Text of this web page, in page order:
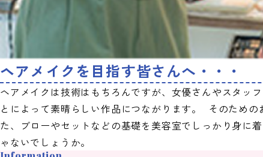
ヘアメイクを目指す皆さんへ・・・
ヘアメイクは技術はもちろんですが、女優さんやスタッ
とによって素晴らしい作品につながります。 そのため
た、ブローやセットなどの基礎を美容室でしっかり身に
ゃないでしょうか。